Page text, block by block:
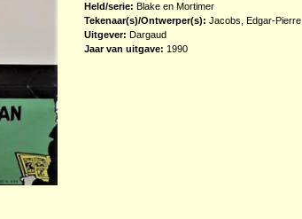
Held/serie: Blake en Mortimer
Tekenaar(s)/Ontwerper(s): Jacobs, Edgar-Pierre
Uitgever: Dargaud
Jaar van uitgave: 1990